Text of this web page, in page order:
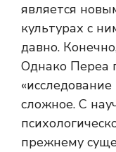
является
культурах с
давно.
Однако Переа
сложное. С
прежнему